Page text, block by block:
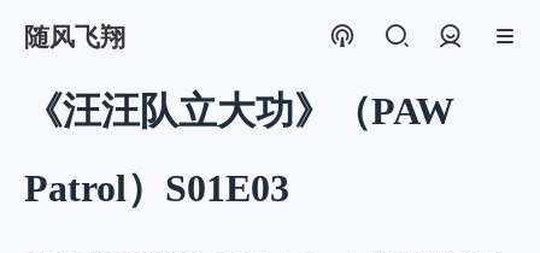
随风飞翔
《汪汪队立大功》（PAW
Patrol）S01E03